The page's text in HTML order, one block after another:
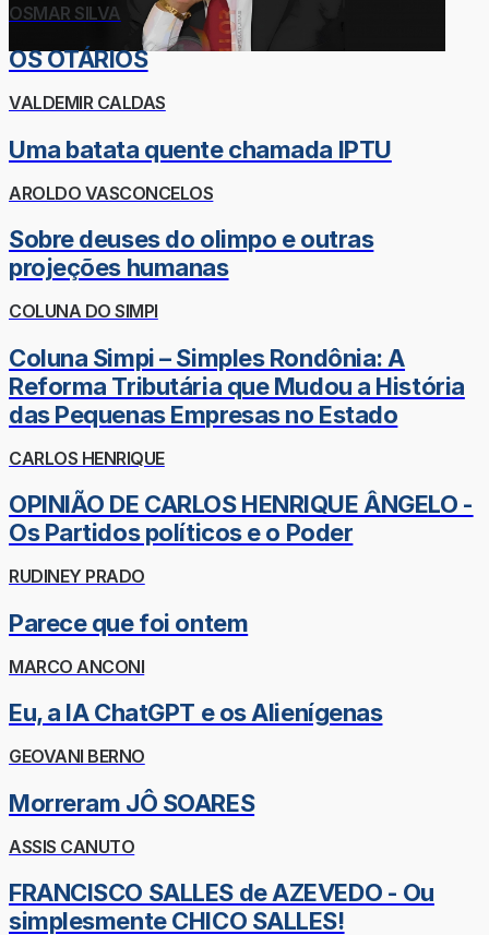
OSMAR SILVA
OS OTÁRIOS
VALDEMIR CALDAS
Uma batata quente chamada IPTU
AROLDO VASCONCELOS
Sobre deuses do olimpo e outras
projeções humanas
COLUNA DO SIMPI
Coluna Simpi – Simples Rondônia: A
Reforma Tributária que Mudou a História
das Pequenas Empresas no Estado
CARLOS HENRIQUE
OPINIÃO DE CARLOS HENRIQUE ÂNGELO -
Os Partidos políticos e o Poder
RUDINEY PRADO
Parece que foi ontem
MARCO ANCONI
Eu, a IA ChatGPT e os Alienígenas
GEOVANI BERNO
Morreram JÔ SOARES
ASSIS CANUTO
FRANCISCO SALLES de AZEVEDO - Ou
simplesmente CHICO SALLES!